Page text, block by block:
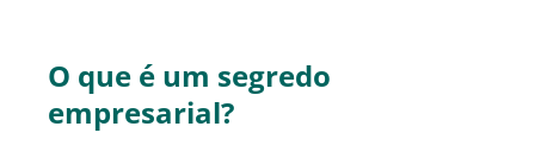
O que é um segredo
empresarial?